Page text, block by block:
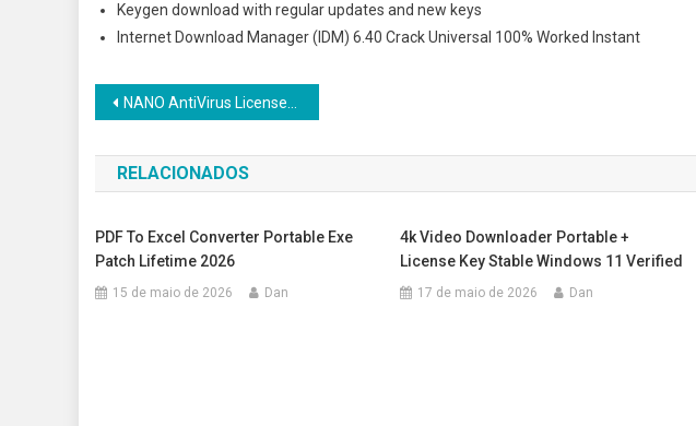
Keygen download with regular updates and new keys
Internet Download Manager (IDM) 6.40 Crack Universal 100% Worked Instant
Navegação
de
Post
NANO AntiVirus License[Activated] [Windows] 100% Worked
RELACIONADOS
PDF To Excel Converter Portable Exe
Patch Lifetime 2026
15 de maio de 2026 Dan
4k Video Downloader Portable +
License Key Stable Windows 11 Verified
17 de maio de 2026 Dan